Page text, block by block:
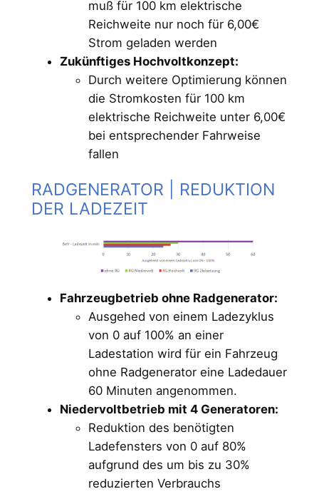
muß für 100 km elektrische
Reichweite nur noch für 6,00€
Strom geladen werden
Zukünftiges Hochvoltkonzept:
Durch weitere Optimierung können
die Stromkosten für 100 km
elektrische Reichweite unter 6,00€
bei entsprechender Fahrweise
fallen
RADGENERATOR | REDUKTION
DER LADEZEIT
Fahrzeugbetrieb ohne Radgenerator:
Ausgehed von einem Ladezyklus
von 0 auf 100% an einer
Ladestation wird für ein Fahrzeug
ohne Radgenerator eine Ladedauer
60 Minuten angenommen.
Niedervoltbetrieb mit 4 Generatoren:
Reduktion des benötigten
Ladefensters von 0 auf 80%
aufgrund des um bis zu 30%
reduzierten Verbrauchs